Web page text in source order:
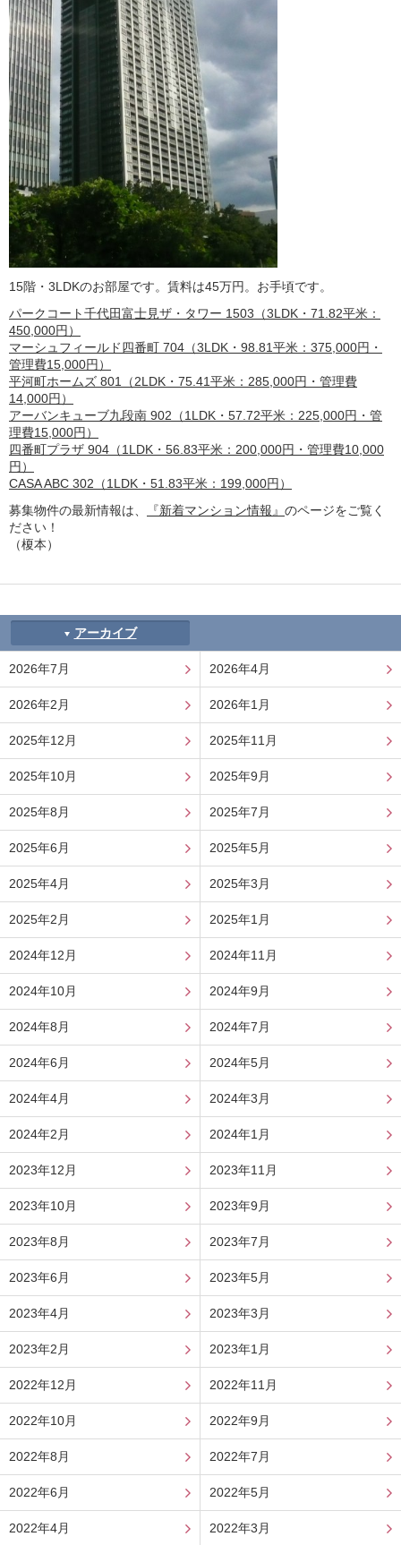
15階・3LDKのお部屋です。賃料は45万円。お手頃です。
パークコート千代田富士見ザ・タワー 1503（3LDK・71.82平米：
450,000円）
マーシュフィールド四番町 704（3LDK・98.81平米：375,000円・
管理費15,000円）
平河町ホームズ 801（2LDK・75.41平米：285,000円・管理費
14,000円）
アーバンキューブ九段南 902（1LDK・57.72平米：225,000円・管
理費15,000円）
四番町プラザ 904（1LDK・56.83平米：200,000円・管理費10,000
円）
CASA ABC 302（1LDK・51.83平米：199,000円）
募集物件の最新情報は、
『新着マンション情報』 のページをご覧く
ださい！
（榎本）
アーカイブ
2026年7月 2026年4月
2026年2月 2026年1月
2025年12月 2025年11月
2025年10月 2025年9月
2025年8月 2025年7月
2025年6月 2025年5月
2025年4月 2025年3月
2025年2月 2025年1月
2024年12月 2024年11月
2024年10月 2024年9月
2024年8月 2024年7月
2024年6月 2024年5月
2024年4月 2024年3月
2024年2月 2024年1月
2023年12月 2023年11月
2023年10月 2023年9月
2023年8月 2023年7月
2023年6月 2023年5月
2023年4月 2023年3月
2023年2月 2023年1月
2022年12月 2022年11月
2022年10月 2022年9月
2022年8月 2022年7月
2022年6月 2022年5月
2022年4月 2022年3月